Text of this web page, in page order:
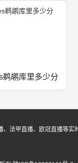
鹈鹕库里多少分
法甲直播、欧冠直播等